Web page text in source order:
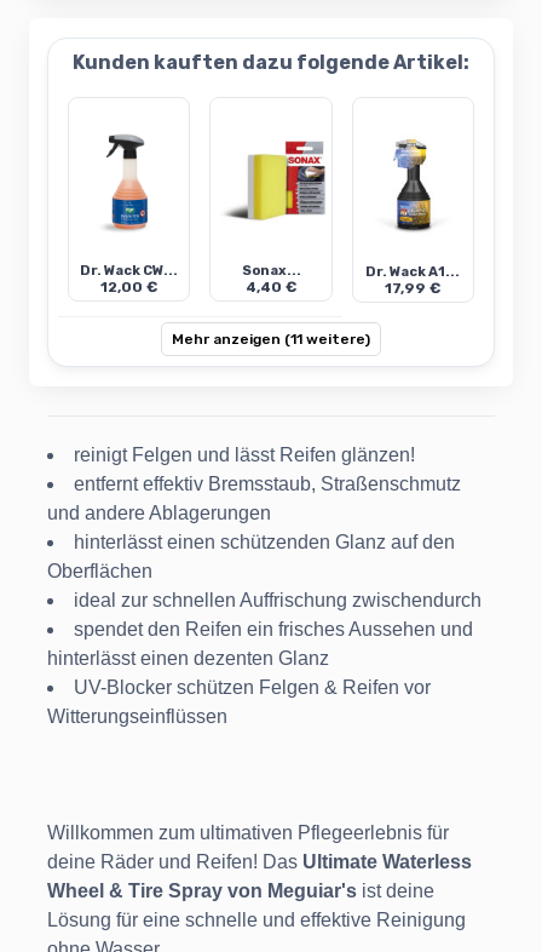
Kunden kauften dazu folgende Artikel:
Dr. Wack CW...
12,00 €
Sonax...
4,40 €
Dr. Wack A1...
17,99 €
Mehr anzeigen (11 weitere)
reinigt Felgen und lässt Reifen glänzen!
entfernt effektiv Bremsstaub, Straßenschmutz
und andere Ablagerungen
hinterlässt einen schützenden Glanz auf den
Oberflächen
ideal zur schnellen Auffrischung zwischendurch
spendet den Reifen ein frisches Aussehen und
hinterlässt einen dezenten Glanz
UV-Blocker schützen Felgen & Reifen vor
Witterungseinflüssen
Willkommen zum ultimativen Pflegeerlebnis für
deine Räder und Reifen! Das Ultimate Waterless
Wheel & Tire Spray von Meguiar's ist deine
Lösung für eine schnelle und effektive Reinigung